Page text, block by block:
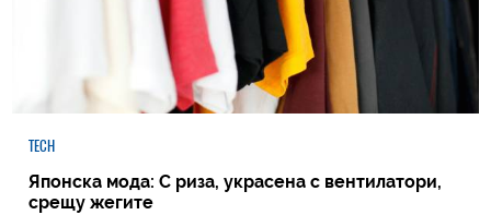
TECH
Японска мода: С риза, украсена с вентилатори,
срещу жегите